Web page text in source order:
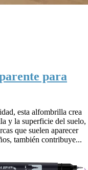
para
esta alfombrilla crea
y la superficie del suelo,
que suelen aparecer
también contribuye...